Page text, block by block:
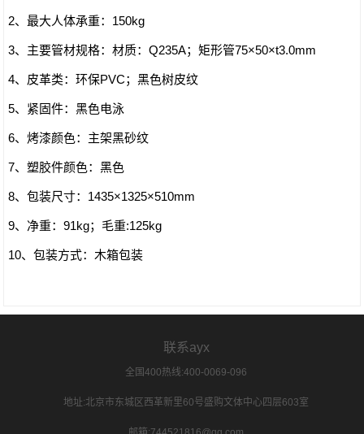
2、最大人体承重：150kg
3、主要管材规格：材质：Q235A；矩形管75×50×t3.0mm
4、皮革类：环保PVC；黑色树皮纹
5、紧固件：黑色电泳
6、烤漆颜色：主架黑砂纹
7、塑胶件颜色：黑色
8、包装尺寸：1435×1325×510mm
9、净重：91kg；毛重:125kg
10、包装方式：木箱包装
联系ayx
全国400热线:400-0069-096
地址:北京市东城区西革新里60号盛购文体中心四层603室